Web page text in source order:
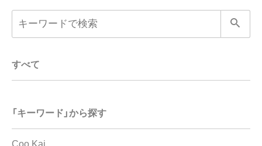
すべて
「キーワード」から探す
Coo Kai